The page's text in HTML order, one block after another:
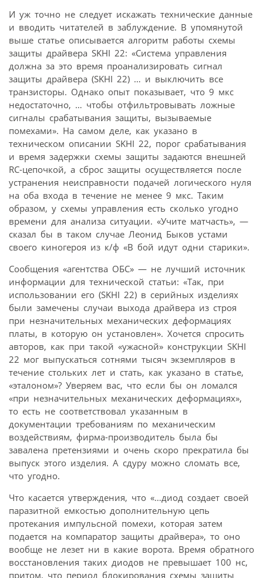
И уж точно не следует искажать технические данные
и вводить читателей в заблуждение. В упомянутой
выше статье описывается алгоритм работы схемы
защиты драйвера SKHI 22: «Система управления
должна за это время проанализировать сигнал
защиты драйвера (SKHI 22) … и выключить все
транзисторы. Однако опыт показывает, что 9 мкс
недостаточно, … чтобы отфильтровывать ложные
сигналы срабатывания защиты, вызываемые
помехами». На самом деле, как указано в
техническом описании SKHI 22, порог срабатывания
и время задержки схемы защиты задаются внешней
RC-цепочкой, а сброс защиты осуществляется после
устранения неисправности подачей логического нуля
на оба входа в течение не менее 9 мкс. Таким
образом, у схемы управления есть сколько угодно
времени для анализа ситуации. «Учите матчасть», —
сказал бы в таком случае Леонид Быков устами
своего киногероя из к/ф «В бой идут одни старики».
Сообщения «агентства ОБС» — не лучший источник
информации для технической статьи: «Так, при
использовании его (SKHI 22) в серийных изделиях
были замечены случаи выхода драйвера из строя
при незначительных механических деформациях
платы, в которую он установлен». Хочется спросить
авторов, как при такой «ужасной» конструкции SKHI
22 мог выпускаться сотнями тысяч экземпляров в
течение стольких лет и стать, как указано в статье,
«эталоном»? Уверяем вас, что если бы он ломался
«при незначительных механических деформациях»,
то есть не соответствовал указанным в
документации требованиям по механическим
воздействиям, фирма-производитель была бы
завалена претензиями и очень скоро прекратила бы
выпуск этого изделия. А сдуру можно сломать все,
что угодно.
Что касается утверждения, что «…диод создает своей
паразитной емкостью дополнительную цепь
протекания импульсной помехи, которая затем
подается на компаратор защиты драйвера», то оно
вообще не лезет ни в какие ворота. Время обратного
восстановления таких диодов не превышает 100 нс,
притом, что период блокирования схемы защиты